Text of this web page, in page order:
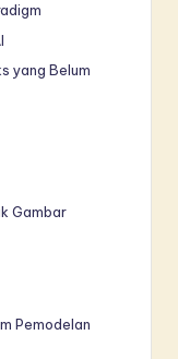
yang Belum
Gambar
Pemodelan